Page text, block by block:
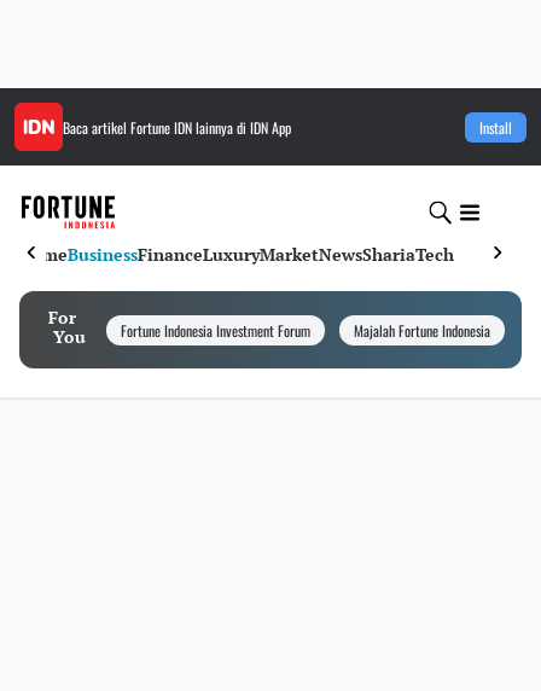
Baca artikel Fortune IDNlainnya di IDN App Install
HomeBusinessFinanceLuxuryMarketNewsShariaTech
For
You
Fortune Indonesia Investment Forum Majalah Fortune Indonesia